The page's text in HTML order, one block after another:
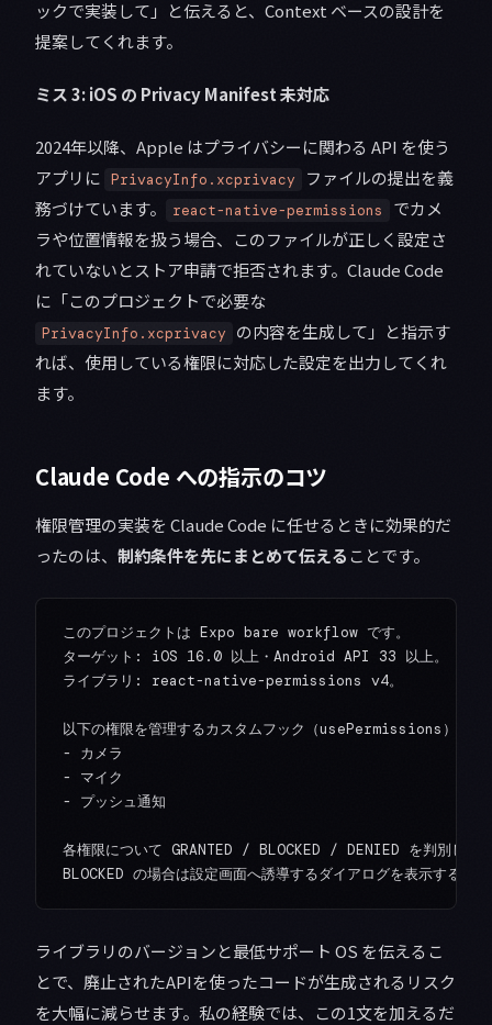
ックで実装して」と伝えると、Context ベースの設計を
提案してくれます。
ミス 3: iOS の Privacy Manifest 未対応
2024年以降、Apple はプライバシーに関わる API を使う
アプリに PrivacyInfo.xcprivacy
ファイルの提出を義
務づけています。
react-native-permissions
でカメ
ラや位置情報を扱う場合、このファイルが正しく設定さ
れていないとストア申請で拒否されます。Claude Code
に「このプロジェクトで必要な
PrivacyInfo.xcprivacy
の内容を生成して」と指示す
れば、使用している権限に対応した設定を出力してくれ
ます。
Claude Code への指示のコツ
権限管理の実装を Claude Code に任せるときに効果的だ
ったのは、 制約条件を先にまとめて伝えることです。
このプロジェクトは Expo bare workflow です。
ターゲット: iOS 16.0 以上・Android API 33 以上。
ライブラリ: react-native-permissions v4。
以下の権限を管理するカスタムフック（usePermissions）を実
- カメラ
- マイク
- プッシュ通知
各権限について GRANTED / BLOCKED / DENIED を判別し、
ライブラリのバージョンと最低サポート OS を伝えるこ
とで、廃止されたAPIを使ったコードが生成されるリスク
を大幅に減らせます。私の経験では、この1文を加えるだ